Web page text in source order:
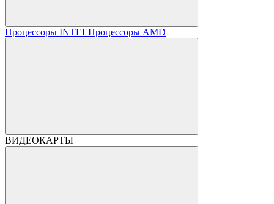
Процессоры INTELПроцессоры AMD
ВИДЕОКАРТЫ